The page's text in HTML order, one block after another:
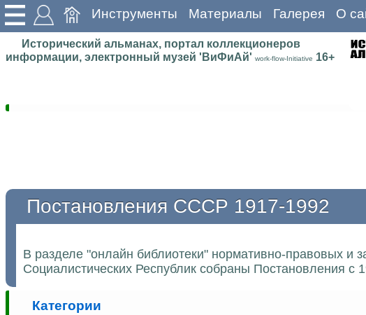
Инструменты Материалы Галерея О
Исторический альманах, портал коллекционеров
информации, электронный музей 'ВиФиАй' work-flow-Initiative 16+
Постановления СССР 1917-1992
В разделе "онлайн библиотеки" нормативно-правовых и
Социалистических Республик собраны Постановления с
Категории